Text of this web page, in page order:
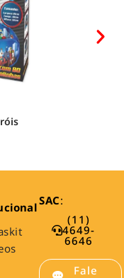
SAC:
(11)
4649-
6646
Fale